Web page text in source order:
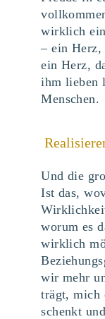
wirklich
– ein Herz,
ein Herz,
ihm lieben
Menschen.
Und die
Ist das,
worum es
wirklich
wir mehr
trägt,
schenkt